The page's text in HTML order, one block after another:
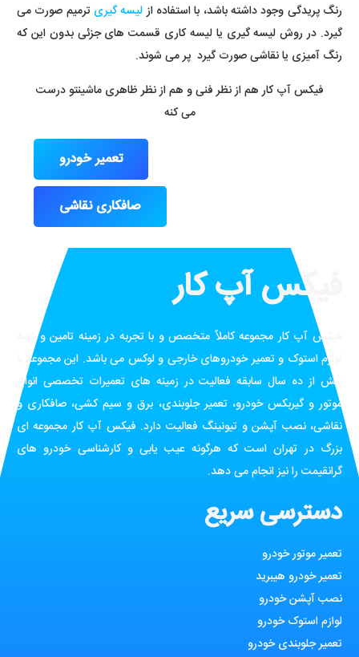
رنگ پریدگی وجود داشته باشد، با استفاده ازلیسه گیری ترمیم صورت می
گیرد. در روش لیسه گیری یا لیسه کاری قسمت های جزئی بدون این که
رنگ آمیزی یا نقاشی صورت گیرد پر می شوند.
فیکس آپ کار هم از نظر فنی و هم از نظر ظاهری ماشینتو درست
می کنه
تعمیر خودرو
صافکاری نقاشی
فیکس آپ کار
فیکس آپ کار مجموعه کاملاً متخصص و با تجربه در زمینه تامین و تهیه
لوازم استوک و تعمیر خودروهای خارجی و لوکس می باشد. این مجموعه با
بیش از ده سال سابقه فعالیت در زمینه های تعمیرات تخصصی انواع
موتور و گیربکس خودرو، تعمیر جلوبندی، برق و سیم کشی، صافکاری و
نقاشی، نصب آپشن و تیونینگ فعالیت دارد. فیکس آپ کار مجموعه ای
بزرگ در تهران است که هرگونه عیب یابی و کارشناسی خودرو های
گرانقیمت را نیز انجام می دهد.
دسترسی سریع
تعمیر موتور خودرو
تعمیر خودرو هیبرید
نصب آپشن خودرو
لوازم استوک خودرو
تعمیر جلوبندی خودرو